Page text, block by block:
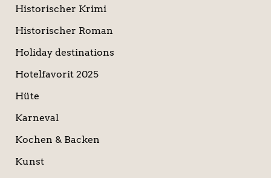
Historischer Krimi
Historischer Roman
Holiday destinations
Hotelfavorit 2025
Hüte
Karneval
Kochen & Backen
Kunst